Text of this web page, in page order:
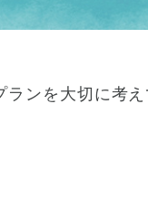
ンを大切に考え